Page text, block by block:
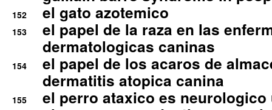
152 el gato azotemico
153
el papel de la raza en las
dermatologicas caninas
154
el papel de los acaros de
dermatitis atopica canina
155 el perro ataxico es